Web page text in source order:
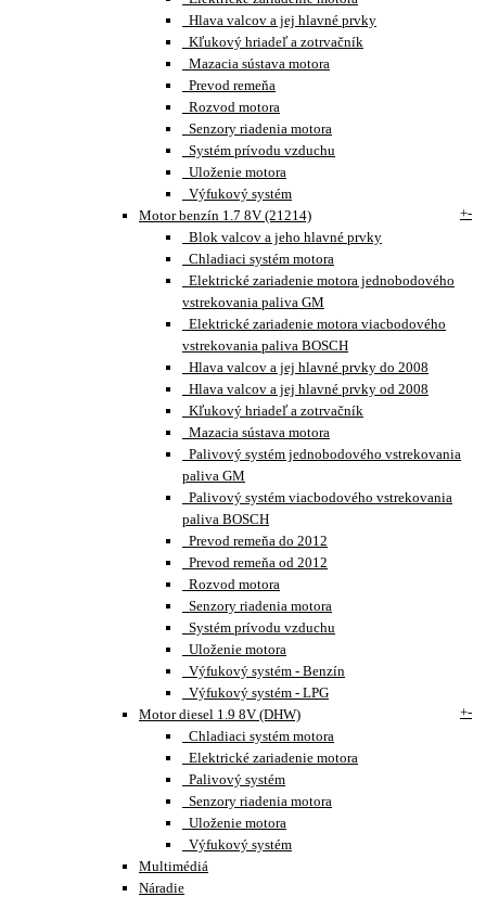
Hlava valcov a jej hlavné prvky
Kľukový hriadeľ a zotrvačník
Mazacia sústava motora
Prevod remeňa
Rozvod motora
Senzory riadenia motora
Systém prívodu vzduchu
Uloženie motora
Výfukový systém
Motor benzín 1.7 8V (21214)
+-
Blok valcov a jeho hlavné prvky
Chladiaci systém motora
Elektrické zariadenie motora jednobodového
vstrekovania paliva GM
Elektrické zariadenie motora viacbodového
vstrekovania paliva BOSCH
Hlava valcov a jej hlavné prvky do 2008
Hlava valcov a jej hlavné prvky od 2008
Kľukový hriadeľ a zotrvačník
Mazacia sústava motora
Palivový systém jednobodového vstrekovania
paliva GM
Palivový systém viacbodového vstrekovania
paliva BOSCH
Prevod remeňa do 2012
Prevod remeňa od 2012
Rozvod motora
Senzory riadenia motora
Systém prívodu vzduchu
Uloženie motora
Výfukový systém - Benzín
Výfukový systém - LPG
Motor diesel 1.9 8V (DHW)
+-
Chladiaci systém motora
Elektrické zariadenie motora
Palivový systém
Senzory riadenia motora
Uloženie motora
Výfukový systém
Multimédiá
Náradie